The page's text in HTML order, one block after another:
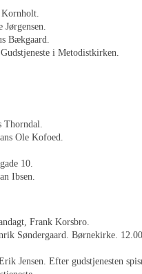
Kornholt.
Jørgensen.
Bækgaard.
i Metodistkirken.
Thorndal.
Ole Kofoed.
10.
Ibsen.
Frank Korsbro.
Søndergaard. Børnekirke.
Jensen. Efter gudstjenesten